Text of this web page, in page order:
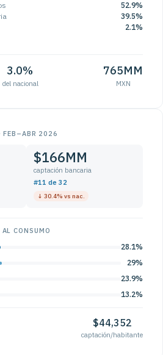
52.9%
39.5%
2.1%
3.0%
del nacional
765MM
MXN
FEB–ABR 2026
$166MM
captación bancaria
#11 de 32
↓ 30.4% vs nac.
CONSUMO
28.1%
29%
23.9%
13.2%
$44,352
captación/habitante